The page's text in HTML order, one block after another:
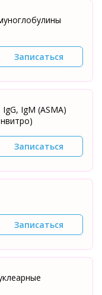
Записаться
IgM (ASMA)
Записаться
Записаться